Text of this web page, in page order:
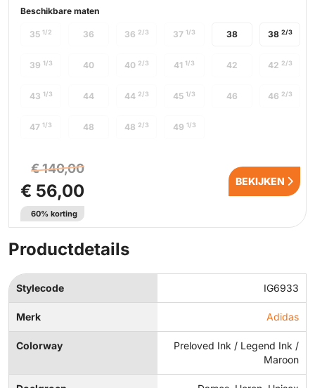
Beschikbare maten
38 38 2/3
35 1/2 36 36 2/3 37 1/3
39 1/3 40 40 2/3 41 1/3 42 42 2/3
43 1/3 44 44 2/3 45 1/3 46 46 2/3
47 1/3 48 48 2/3 49 1/3
€ 140,00
€ 56,00
60% korting
BEKIJKEN
Productdetails
Stylecode IG6933
Merk Adidas
Colorway
Preloved Ink / Legend Ink /
Maroon